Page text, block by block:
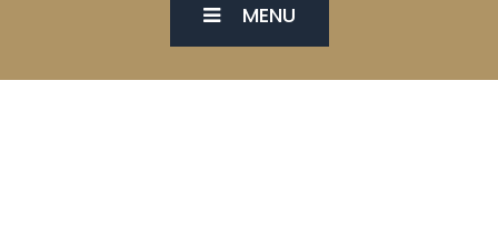
MENU